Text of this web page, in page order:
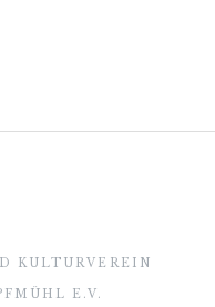
KULTURVEREIN
E.V.